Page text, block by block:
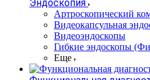
Эндоскопия
Артроскопический
Видеокапсульная
Видеоэндоскопы
Гибкие эндоскопы
Еще